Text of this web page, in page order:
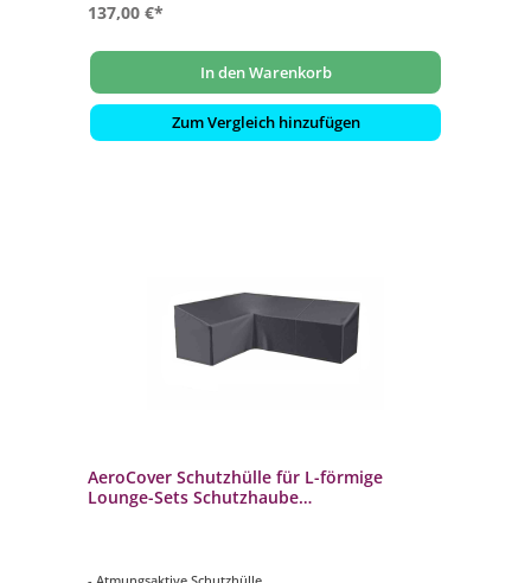
137,00 €*
In den Warenkorb
Zum Vergleich hinzufügen
AeroCover Schutzhülle für L-förmige
Lounge-Sets Schutzhaube